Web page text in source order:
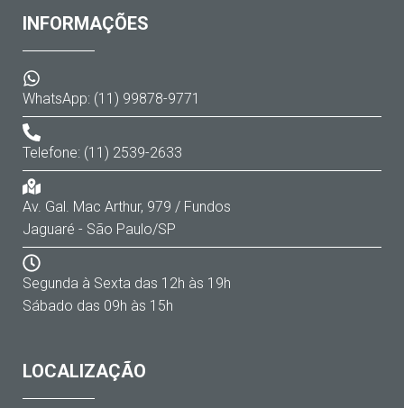
INFORMAÇÕES
WhatsApp: (11) 99878-9771
Telefone: (11) 2539-2633
Av. Gal. Mac Arthur, 979 / Fundos
Jaguaré - São Paulo/SP
Segunda à Sexta das 12h às 19h
Sábado das 09h às 15h
LOCALIZAÇÃO